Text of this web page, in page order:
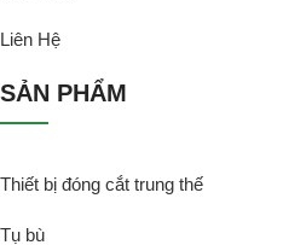
Liên Hệ
SẢN PHẨM
Thiết bị đóng cắt trung thế
Tụ bù